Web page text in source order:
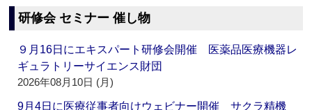
研修会 セミナー 催し物
９月16日にエキスパート研修会開催 医薬品医療機器レ
ギュラトリーサイエンス財団
2026年08月10日 (月)
9月4日に医療従事者向けウェビナー開催 サクラ精機